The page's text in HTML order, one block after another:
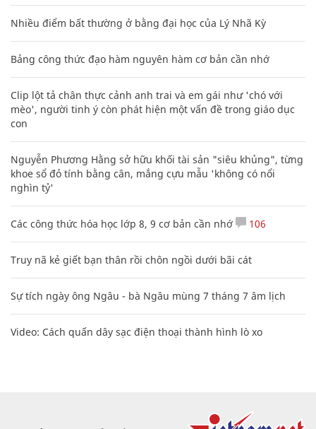
Nhiều điểm bất thường ở bằng đại học của Lý Nhã Kỳ
Bảng công thức đạo hàm nguyên hàm cơ bản cần nhớ
Clip lột tả chân thực cảnh anh trai và em gái như 'chó với
mèo', người tinh ý còn phát hiện một vấn đề trong giáo dục
con
Nguyễn Phương Hằng sở hữu khối tài sản "siêu khủng", từng
khoe sổ đỏ tính bằng cân, mắng cựu mẫu 'không có nổi
nghìn tỷ'
Các công thức hóa học lớp 8, 9 cơ bản cần nhớ 106
Truy nã kẻ giết bạn thân rồi chôn ngồi dưới bãi cát
Sự tích ngày ông Ngâu - bà Ngâu mùng 7 tháng 7 âm lịch
Video: Cách quấn dây sạc điện thoại thành hình lò xo